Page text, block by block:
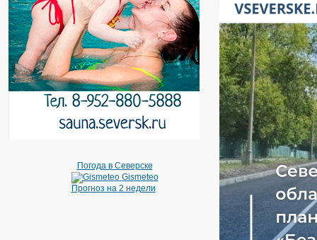
Погода в Северске
Gismeteo
Прогноз на 2 недели